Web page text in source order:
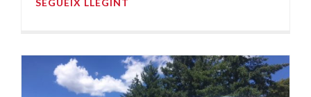
SEGUEIX LLEGINT